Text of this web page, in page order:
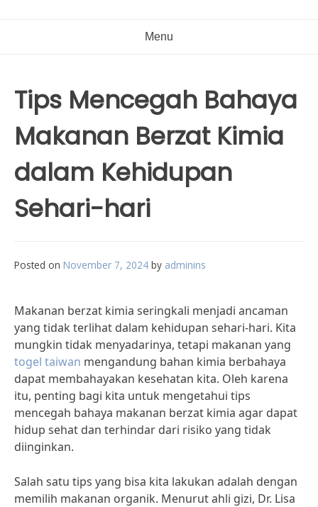
Menu
Tips Mencegah Bahaya
Makanan Berzat Kimia
dalam Kehidupan
Sehari-hari
Posted on November 7, 2024 by adminins
Makanan berzat kimia seringkali menjadi ancaman
yang tidak terlihat dalam kehidupan sehari-hari. Kita
mungkin tidak menyadarinya, tetapi makanan yang
togel taiwan mengandung bahan kimia berbahaya
dapat membahayakan kesehatan kita. Oleh karena
itu, penting bagi kita untuk mengetahui tips
mencegah bahaya makanan berzat kimia agar dapat
hidup sehat dan terhindar dari risiko yang tidak
diinginkan.
Salah satu tips yang bisa kita lakukan adalah dengan
memilih makanan organik. Menurut ahli gizi, Dr. Lisa